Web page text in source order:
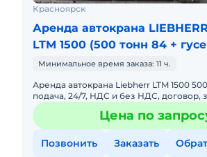
Красноярск
Аренда автокрана
LTM 1500 (500 тонн 84 +
Минимальное время заказа: 11 ч.
Аренда автокрана Liebherr LTM 1500
подача, 24/7, НДС и без НДС, договор,
документы. АРЕНДА АВТОКРАНА
500 ТОННПредоЦена по
Позвонить Заказать